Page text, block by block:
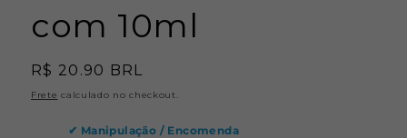
com 10ml
Preço
normal
R$ 20.90 BRL
Frete calculado no checkout.
✔ Manipulação / Encomenda